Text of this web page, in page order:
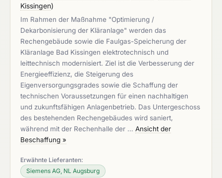
Kissingen)
Im Rahmen der Maßnahme "Optimierung /
Dekarbonisierung der Kläranlage" werden das
Rechengebäude sowie die Faulgas-Speicherung der
Kläranlage Bad Kissingen elektrotechnisch und
leittechnisch modernisiert. Ziel ist die Verbesserung der
Energieeffizienz, die Steigerung des
Eigenversorgungsgrades sowie die Schaffung der
technischen Voraussetzungen für einen nachhaltigen
und zukunftsfähigen Anlagenbetrieb. Das Untergeschoss
des bestehenden Rechengebäudes wird saniert,
während mit der Rechenhalle der … Ansicht der
Beschaffung »
Erwähnte Lieferanten:
Siemens AG, NL Augsburg